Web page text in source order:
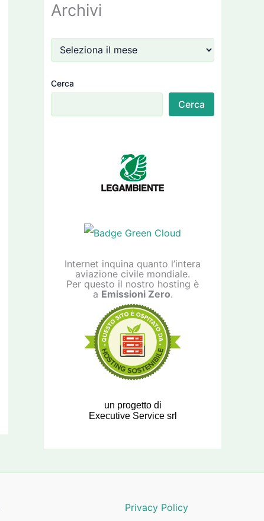
Archivi
Cerca
Cerca
Internet inquina quanto l’intera
aviazione civile mondiale.
Per questo il nostro hosting è
a Emissioni Zero.
un progetto di
Executive Service srl
Privacy Policy